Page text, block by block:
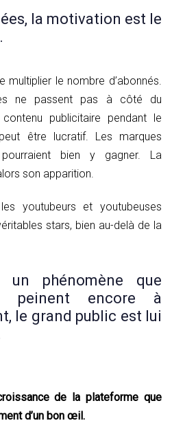
la motivation est le
multiplier le nombre d’abonnés.
ne passent pas à côté du
publicitaire pendant le
être lucratif. Les marques
bien y gagner. La
son apparition.
youtubeurs et youtubeuses
stars, bien au-delà de la
un phénomène que
peinent encore à
le grand public est lui
de la plateforme que
d’un bon œil.